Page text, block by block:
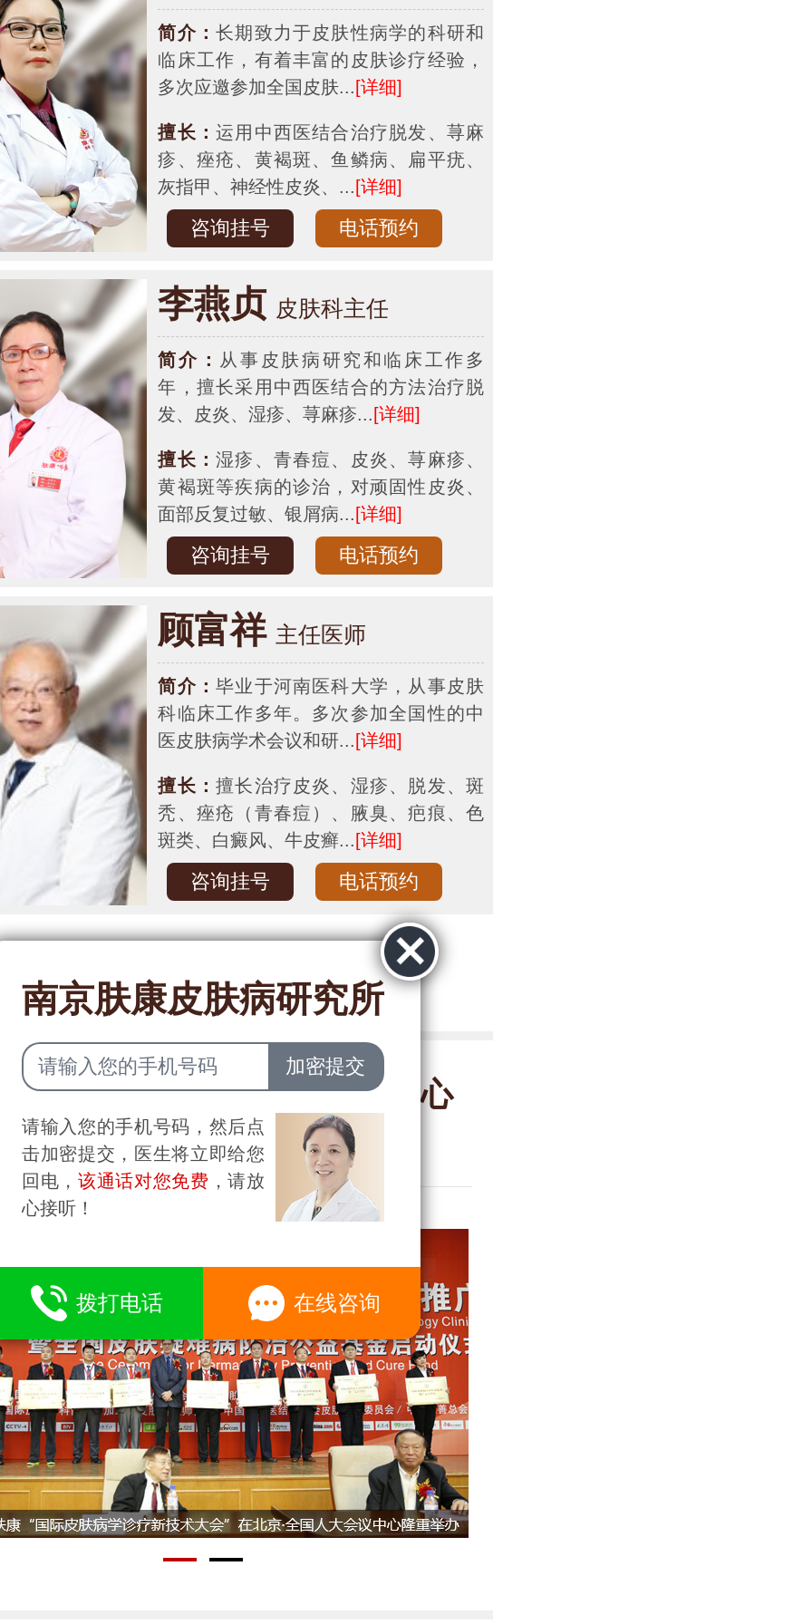
简介：长期致力于皮肤性病学的科研和
临床工作，有着丰富的皮肤诊疗经验，
多次应邀参加全国皮肤... [详细]
擅长：运用中西医结合治疗脱发、荨麻
疹、痤疮、黄褐斑、鱼鳞病、扁平疣、
灰指甲、神经性皮炎、... [详细]
咨询挂号 电话预约
李燕贞 皮肤科主任
简介： 从事皮肤病研究和临床工作多
年，擅长采用中西医结合的方法治疗脱
发、皮炎、湿疹、荨麻疹...[详细]
擅长：湿疹、青春痘、皮炎、荨麻疹、
黄褐斑等疾病的诊治，对顽固性皮炎、
面部反复过敏、银屑病...[详细]
咨询挂号 电话预约
顾富祥 主任医师
简介：毕业于河南医科大学，从事皮肤
科临床工作多年。多次参加全国性的中
医皮肤病学术会议和研... [详细]
擅长：擅长治疗皮炎、湿疹、脱发、斑
秃、痤疮（青春痘）、腋臭、疤痕、色
斑类、白癜风、牛皮癣... [详细]
咨询挂号 电话预约
多次在北京·全国人大会议中心
举办国际性皮肤峰会
南京肤康皮肤病研究所
请输入您的手机号码，然后点
击加密提交，医生将立即给您
回电， 该通话对您免费 ，请放
心接听！
拨打电话 在线咨询